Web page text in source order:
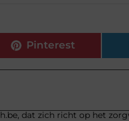
Pinterest
dat zich richt op het